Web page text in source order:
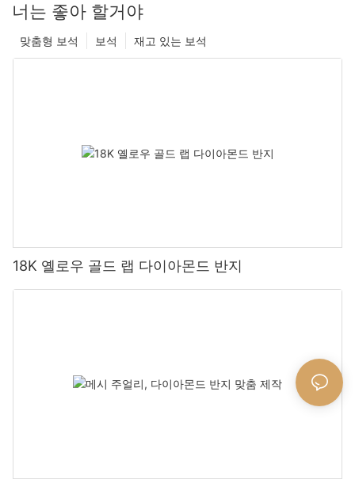
너는 좋아 할거야
재고 있는 보석
보석
맞춤형 보석
18K 옐로우 골드 랩 다이아몬드 반지